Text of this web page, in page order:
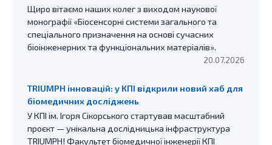
Щиро вітаємо наших колег з виходом наукової
монографії «Біосенсорні системи загального та
спеціального призначення на основі сучасних
біоінженерних та функціональних матеріалів».
20.07.2026
TRIUMPH інновацій: у КПІ відкрили новий хаб для
біомедичних досліджень
У КПІ ім. Ігоря Сікорського стартував масштабний
проєкт — унікальна дослідницька інфраструктура
TRIUMPH! Факультет біомедичної інженерії КПІ